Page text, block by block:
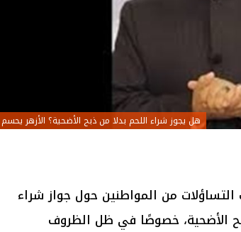
هل يجوز شراء اللحم بدلا من ذبح الأضحية؟ الأزهر يحسم
التساؤلات من المواطنين حول جواز شراء
الأضحية، خصوصًا في ظل الظروف